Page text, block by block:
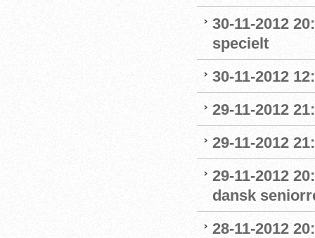
30-11-2012
specielt
30-11-2012
29-11-2012
29-11-2012
29-11-2012
dansk
28-11-2012